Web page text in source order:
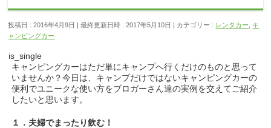
投稿日 : 2016年4月9日 最終更新日時 : 2017年5月10日 カテゴリー : レンタカー
キ
ャンピングカー
is_single
キャンピングカーはただ単にキャンプへ行くだけのものと思って
いませんか？今日は、キャンプだけではないキャンピングカーの
便利でユニークな使い方をブロガーさん達の実例を交えてご紹介
したいと思います。
１．夫婦でまったり飲む！